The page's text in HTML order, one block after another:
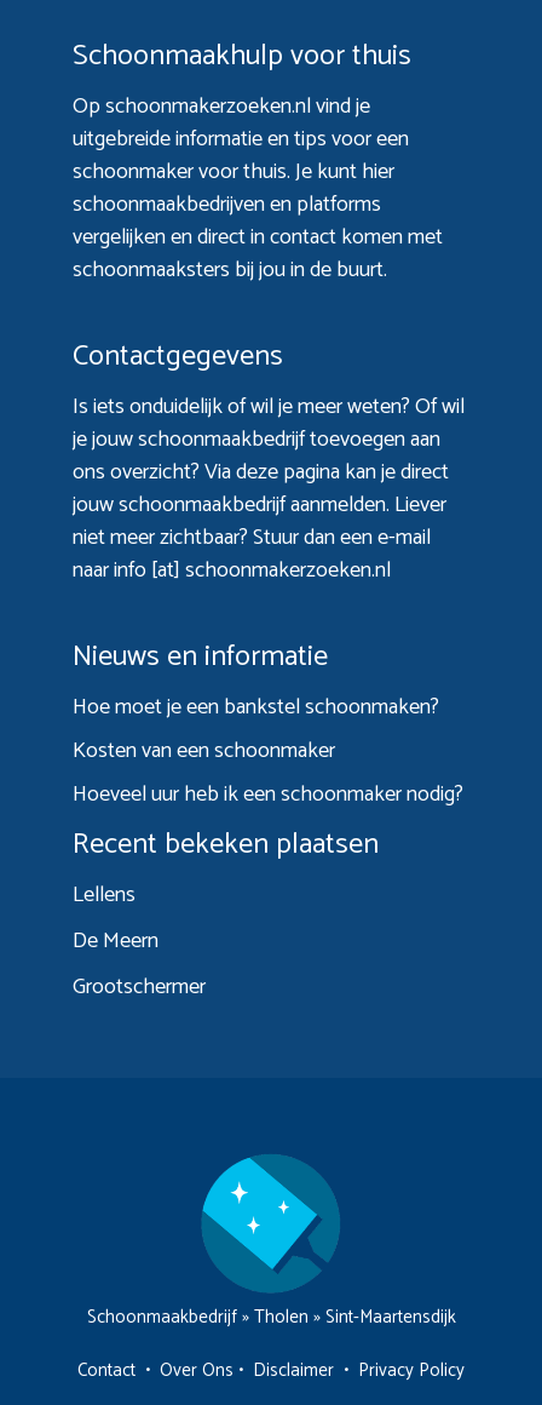
Schoonmaakhulp voor thuis
Op schoonmakerzoeken.nl vind je
uitgebreide informatie en tips voor een
schoonmaker voor thuis. Je kunt hier
schoonmaakbedrijven en platforms
vergelijken en direct in contact komen met
schoonmaaksters bij jou in de buurt.
Contactgegevens
Is iets onduidelijk of wil je meer weten? Of wil
je jouw schoonmaakbedrijf toevoegen aan
ons overzicht? Viadeze paginakan je direct
jouw schoonmaakbedrijf aanmelden. Liever
niet meer zichtbaar? Stuur dan een e-mail
naar info [at] schoonmakerzoeken.nl
Nieuws en informatie
Hoe moet je een bankstel schoonmaken?
Kosten van een schoonmaker
Hoeveel uur heb ik een schoonmaker nodig?
Recent bekeken plaatsen
Lellens
De Meern
Grootschermer
Schoonmaakbedrijf»Tholen »Sint-Maartensdijk
Contact • Over Ons • Disclaimer • Privacy Policy